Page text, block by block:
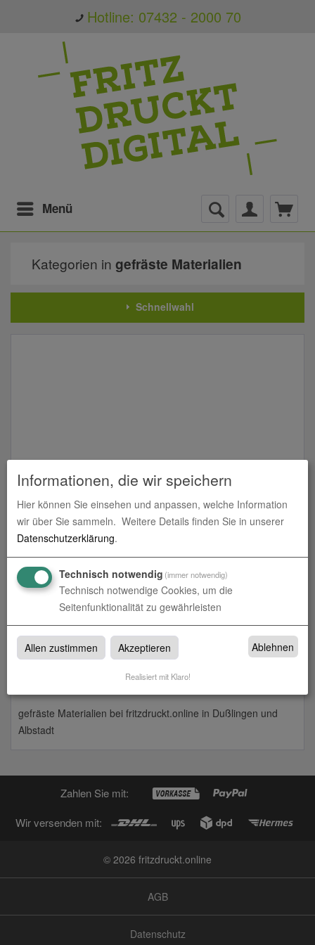
Hotline: 07432 - 2000 70
Menü
Kategorien in gefräste Materialien
Schnellwahl
Alu-Verbund
Alu-Verbund bei fritzdruckt.online in Dußlingen und
Albstadt
Produkte in gefräste Materialien
gefräste Materialien
gefräste Materialien bei fritzdruckt.online in Dußlingen und
Albstadt
Zahlen Sie mit:
Wir versenden mit:
© 2026 fritzdruckt.online
AGB
Datenschutz
Informationen, die wir speichern
Hier können Sie einsehen und anpassen, welche Information
wir über Sie sammeln. Weitere Details finden Sie in unserer
Datenschutzerklärung.
Technisch notwendig (immer notwendig)
Technisch notwendige Cookies, um die
Seitenfunktionalität zu gewährleisten
Allen zustimmen Akzeptieren Ablehnen
Realisiert mit Klaro!